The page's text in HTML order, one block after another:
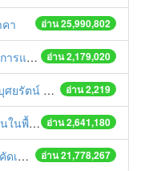
อ่าน 25,990,802
า
อ่าน 2,179,020
9/2558
อ่าน 2,219
มั่น สู่วันเกษียณที่ภูมิใจ”
อ่าน 2,641,180
พาเวอร์ จำกัด
อ่าน 21,778,267
ปี ๒๕๕๔